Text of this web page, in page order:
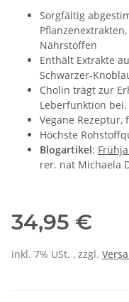
Sorgfältig
Nährstoffen
Enthält Extrakte
Schwarzer-
Cholin trägt zur
Leberfunktion bei.
Vegane
Höchste
Blogartikel:
rer. nat Michaela
34,95 €
inkl. 7% USt. , zzgl.